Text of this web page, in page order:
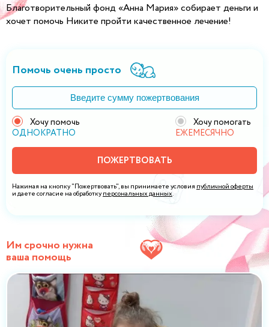
Благотворительный фонд «Анна Мария» собирает деньги и
хочет помочь Никите пройти качественное лечение!
Помочь очень просто
Хочу помочь
ОДНОКРАТНО
Хочу помогать
ЕЖЕМЕСЯЧНО
ПОЖЕРТВОВАТЬ
Нажимая на кнопку "Пожертвовать", вы принимаете условия публичной оферты
и даете согласие на обработкуперсональных данных.
Им срочно нужна
ваша помощь